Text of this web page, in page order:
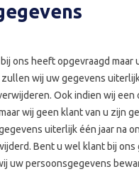
ons heeft opgevraagd maar
wij uw gegevens
Ook indien wij een
wij geen klant van u zijn
uiterlijk één jaar na
Bent u wel klant bij
uw persoonsgegevens